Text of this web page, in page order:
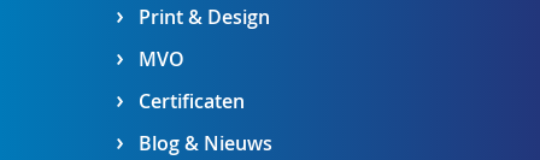
Print & Design
MVO
Certificaten
Blog & Nieuws